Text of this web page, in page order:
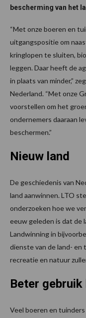
bescherming van het
“Met onze boeren en
uitgangspositie om
kringlopen te sluiten,
leggen. Daar heeft de
in plaats van minder,”
Nederland. “Met onze
voorstellen om het
ondernemers daaraan
beschermen.”
Nieuw land
De geschiedenis van
land aanwinnen. LTO
onderzoeken hoe we
eeuw geleden is dat de
Landwinning in
dienste van de land-
recreatie en natuur
Beter
Veel boeren en